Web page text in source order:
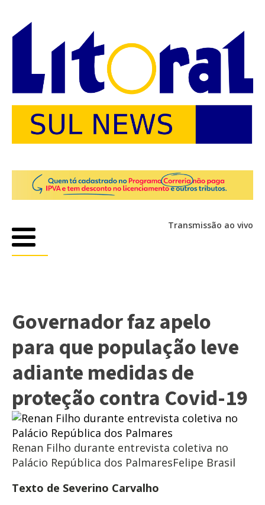
Transmissão ao vivo
Governador faz apelo
para que população leve
adiante medidas de
proteção contra Covid-19
Renan Filho durante entrevista coletiva no
Palácio República dos PalmaresFelipe Brasil
Texto de Severino Carvalho